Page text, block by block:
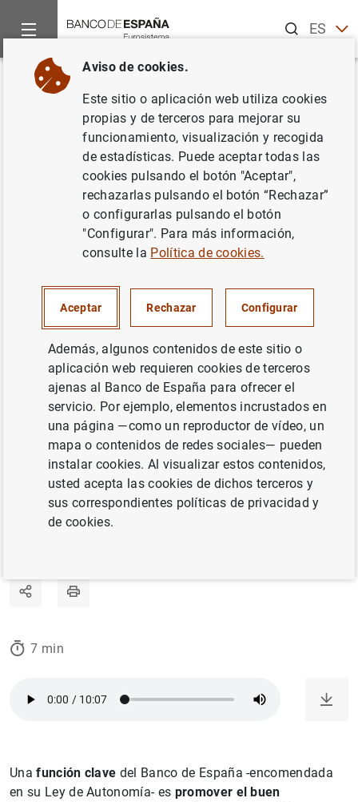
ESEN
Inicio Noticias y eventos
Volver
Un cuarto de siglo de la Revista
de Estabilidad Financiera:
espejo de un sistema financiero
en transformación
Soledad Núñez
Estabilidad Financiera
. Hoy, 25 años y 50
números después, su trayectoria nos habla
de las crisis, tensiones y desafíos que han
marcado la evolución del sistema financiero
en estos años, y de cómo se ha ido
respondiendo a todo ello desde la regulación
y la supervisión financiera.
01/06/2026
ESTABILIDAD FINANCIERA
7 min
Unafunción clave del Banco de España -encomendada
en su Ley de Autonomía- es promover el buen
Aviso de cookies.
Este sitio o aplicación web utiliza cookies
propias y de terceros para mejorar su
funcionamiento, visualización y recogida
de estadísticas. Puede aceptar todas las
cookies pulsando el botón "Aceptar",
rechazarlas pulsando el botón “Rechazar”
o configurarlas pulsando el botón
"Configurar". Para más información,
consulte la Política de cookies.
Aceptar Rechazar Configurar
Además, algunos contenidos de este sitio o
aplicación web requieren cookies de terceros
ajenas al Banco de España para ofrecer el
servicio. Por ejemplo, elementos incrustados en
una página —como un reproductor de vídeo, un
mapa o contenidos de redes sociales— pueden
instalar cookies. Al visualizar estos contenidos,
usted acepta las cookies de dichos terceros y
sus correspondientes políticas de privacidad y
de cookies.